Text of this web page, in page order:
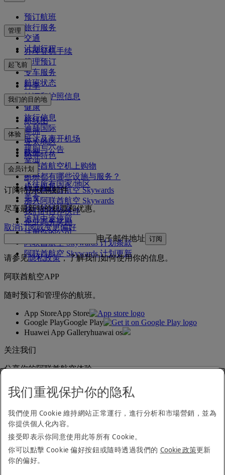
预订航班
旅行服务
交通
计划行程
管理
办理登机手续
管理预订
专车服务
航班状态
起飞前
行李
签证和护照信息
健康
旅行信息
迪拜国际
抵达及离开机场
规则与公告
我们的目的地
航线图
非洲
亚太地区
欧洲
美洲
中东
飞往所有国家/地区
体验
舱等特色
阿联酋航空机上购物
航班都有哪些设施与服务？
机上娱乐
美食
我们的候机室
迪拜中途停留
会员计划
登录阿联酋航空 Skywards
加入阿联酋航空 Skywards
我们的合作伙伴
企业商务奖励
注册你的公司
阿联酋航空 Skywards 计划条款
阿联酋航空 Skywards 计划更新
订阅特别优惠邮件
尽享最新特价机票和优惠。
取消订阅或变更偏好
电子邮件地址 订阅
请参见隐私政策，了解我们如何使用你的信息。
阿联酋航空APP
随时预订和管理你的航班。
App StoreApp Store
Google PlayGoogle Play
Huawei App Galleryhuawai os
关注我们
分享你的阿联酋航空体验。
联系我们
隐私政策
条款与细则
Cookie 政策
网络安全
我们重视保护你的隐私
我們使用 Cookie 維持網站正常運行，進行分析和市場營銷，並為
你提供個人化內容。
接受即表示你同意使用此等所有 Cookie。
你可以點擊 Cookie 偏好按鈕或隨時透過我們的 Cookie 政策更新
你的偏好。